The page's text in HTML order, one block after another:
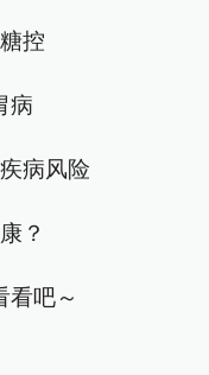
控
病
病风险
？
看吧～